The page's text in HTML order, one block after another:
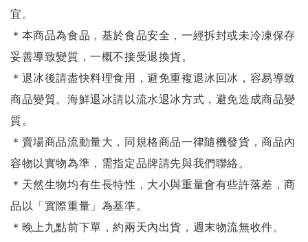
宜。
＊本商品為食品，基於食品安全，一經拆封或未冷凍保存
妥善導致變質，一概不接受退換貨。
＊退冰後請盡快料理食用，避免重複退冰回冰，容易導致
商品變質。海鮮退冰請以流水退冰方式，避免造成商品變
質。
＊賣場商品流動量大，同規格商品一律隨機發貨，商品內
容物以實物為準，需指定品牌請先與我們聯絡。
＊天然生物均有生長特性，大小與重量會有些許落差，商
品以「實際重量」為基準。
＊晚上九點前下單，約兩天內出貨，週末物流無收件。